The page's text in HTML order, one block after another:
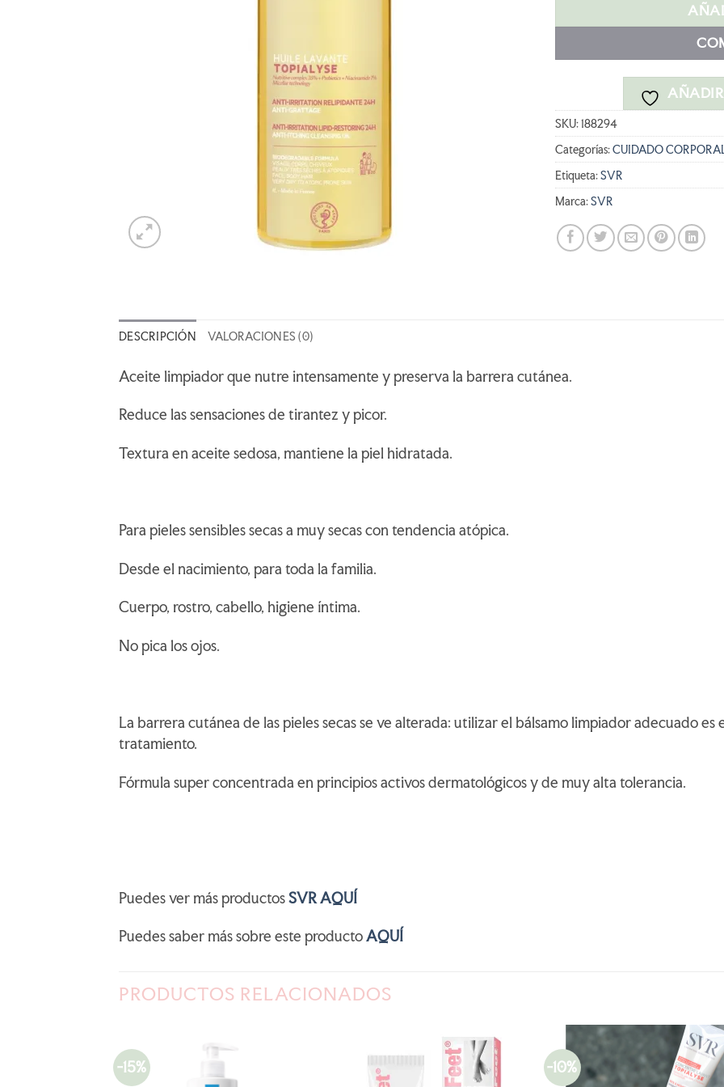
22,90 €.
SKU:188294
Categorías:CUIDADO
Etiqueta:SVR
Marca:SVR
DESCRIPCIÓN VALORACIONES (0)
Aceite limpiador que nutre intensamente y preserva la barrera cutánea.
Reduce las sensaciones de tirantez y picor.
Textura en aceite sedosa, mantiene la piel hidratada.
Para pieles sensibles secas a muy secas con tendencia atópica.
Desde el nacimiento, para toda la familia.
Cuerpo, rostro, cabello, higiene íntima.
No pica los ojos.
La barrera cutánea de las pieles secas se ve alterada: utilizar el bálsamo limpiador adecuado
tratamiento.
Fórmula super concentrada en principios activos dermatológicos y de muy alta tolerancia.
Puedes ver más productosSVR AQUÍ
Puedes saber más sobre este productoAQUÍ
PRODUCTOS RELACIONADOS
-15%
AÑADIR
-10%
AÑADIR